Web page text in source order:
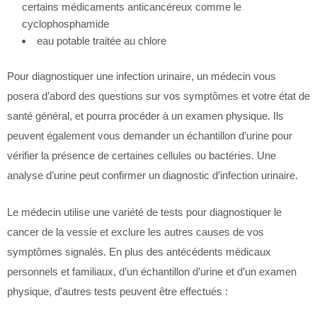
certains médicaments anticancéreux comme le
cyclophosphamide
eau potable traitée au chlore
Pour diagnostiquer une infection urinaire, un médecin vous
posera d’abord des questions sur vos symptômes et votre état de
santé général, et pourra procéder à un examen physique. Ils
peuvent également vous demander un échantillon d’urine pour
vérifier la présence de certaines cellules ou bactéries. Une
analyse d’urine peut confirmer un diagnostic d’infection urinaire.
Le médecin utilise une variété de tests pour diagnostiquer le
cancer de la vessie et exclure les autres causes de vos
symptômes signalés. En plus des antécédents médicaux
personnels et familiaux, d’un échantillon d’urine et d’un examen
physique, d’autres tests peuvent être effectués :